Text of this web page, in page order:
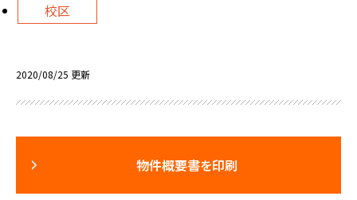
校区
2020/08/25 更新
物件概要書を印刷